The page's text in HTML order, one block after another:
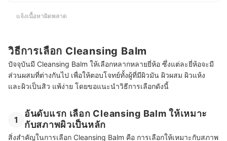
แจ้งเนื้อหาผิดพลาด
วิธีการเลือก Cleansing Balm
ปัจจุบันมี Cleansing Balm ให้เลือกหลากหลายยี่ห้อ ซึ่งแต่ละยี่ห้อจะมี
ส่วนผสมที่ต่างกันไป เพื่อให้ตอบโจทย์ทั้งผู้ที่มีผิวมัน ผิวผสม ผิวแห้ง
และผิวเป็นสิว แพ้ง่าย โดยขอแนะนำวิธีการเลือกดังนี้
1
อันดับแรก เลือก Cleansing Balm ให้เหมาะ
กับสภาพผิวเป็นหลัก
สิ่งสำคัญในการเลือก Cleansing Balm คือ การเลือกให้เหมาะกับสภาพ